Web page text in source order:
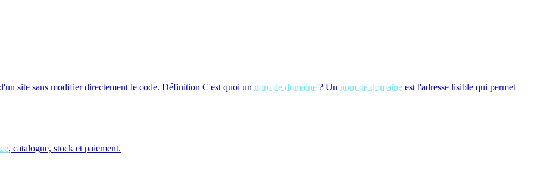
site sans modifier directement le code. Définition C'est quoi un nom de domaine ? Un nom de domaine est l'adresse lisible qui permet
, catalogue, stock et paiement.